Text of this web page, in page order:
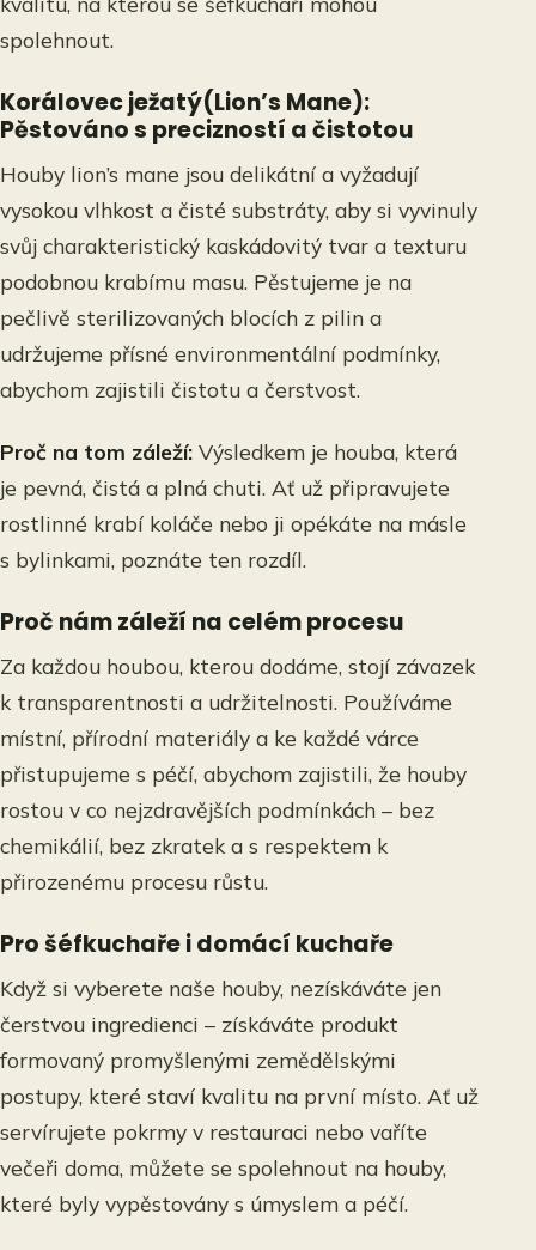
spolehnout.
Korálovec ježatý(Lion’s Mane):
Pěstováno s precizností a čistotou
Houby lion’s mane jsou delikátní a vyžadují
vysokou vlhkost a čisté substráty, aby si vyvinuly
svůj charakteristický kaskádovitý tvar a texturu
podobnou krabímu masu. Pěstujeme je na
pečlivě sterilizovaných blocích z pilin a
udržujeme přísné environmentální podmínky,
abychom zajistili čistotu a čerstvost.
Proč na tom záleží: Výsledkem je houba, která
je pevná, čistá a plná chuti. Ať už připravujete
rostlinné krabí koláče nebo ji opékáte na másle
s bylinkami, poznáte ten rozdíl.
Proč nám záleží na celém procesu
Za každou houbou, kterou dodáme, stojí závazek
k transparentnosti a udržitelnosti. Používáme
místní, přírodní materiály a ke každé várce
přistupujeme s péčí, abychom zajistili, že houby
rostou v co nejzdravějších podmínkách – bez
chemikálií, bez zkratek a s respektem k
přirozenému procesu růstu.
Pro šéfkuchaře i domácí kuchaře
Když si vyberete naše houby, nezískáváte jen
čerstvou ingredienci – získáváte produkt
formovaný promyšlenými zemědělskými
postupy, které staví kvalitu na první místo. Ať už
servírujete pokrmy v restauraci nebo vaříte
večeři doma, můžete se spolehnout na houby,
které byly vypěstovány s úmyslem a péčí.